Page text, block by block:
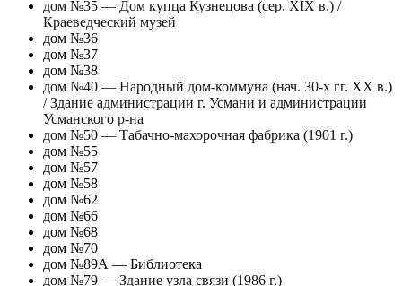
дом №35 — Дом купца Кузнецова (сер. XIX в.) /
Краеведческий музей
дом №36
дом №37
дом №38
дом №40 — Народный дом-коммуна (нач. 30-х гг. XX в.)
/ Здание администрации г. Усмани и администрации
Усманского р-на
дом №50 — Табачно-махорочная фабрика (1901 г.)
дом №55
дом №57
дом №58
дом №62
дом №66
дом №68
дом №70
дом №89А — Библиотека
дом №79 — Здание узла связи (1986 г.)